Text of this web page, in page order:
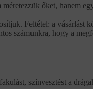
őket, hanem
Feltétel: a vásárlást
számunkra, hogy a
színvesztést a